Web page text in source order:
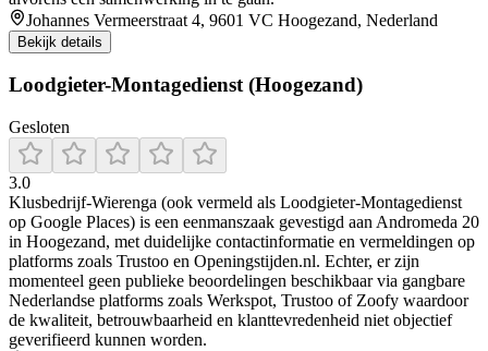
Johannes Vermeerstraat 4, 9601 VC Hoogezand, Nederland
Bekijk details
Loodgieter-Montagedienst (Hoogezand)
Gesloten
3.0
Klusbedrijf‑Wierenga (ook vermeld als Loodgieter‑Montagedienst
op Google Places) is een eenmanszaak gevestigd aan Andromeda 20
in Hoogezand, met duidelijke contactinformatie en vermeldingen op
platforms zoals Trustoo en Openingstijden.nl. Echter, er zijn
momenteel geen publieke beoordelingen beschikbaar via gangbare
Nederlandse platforms zoals Werkspot, Trustoo of Zoofy waardoor
de kwaliteit, betrouwbaarheid en klanttevredenheid niet objectief
geverifieerd kunnen worden.